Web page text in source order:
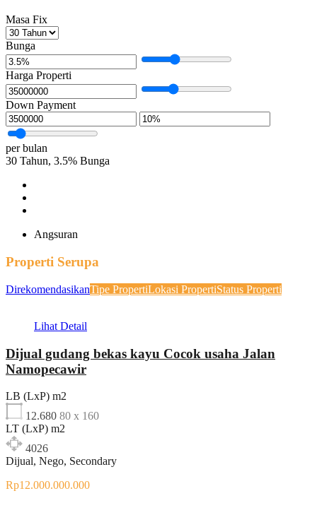
Masa Fix
Bunga
Harga Properti
Down Payment
per bulan
30 Tahun, 3.5% Bunga
Angsuran
Properti Serupa
DirekomendasikanTipe PropertiLokasi PropertiStatus Properti
Lihat Detail
Dijual gudang bekas kayu Cocok usaha Jalan
Namopecawir
LB (LxP) m2
12.680 80 x 160
LT (LxP) m2
4026
Dijual, Nego, Secondary
Rp12.000.000.000